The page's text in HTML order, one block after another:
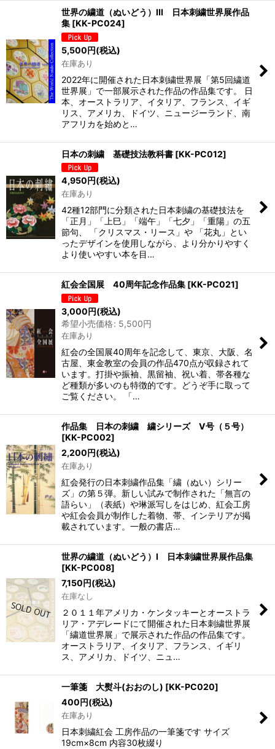
世界の繍道（ぬいどう）III 日本刺繍世界展作品
集 [KK-PC024]
5,500円(税込)
在庫あり
2022年に開催された日本刺繍世界展「第5回繍道
世界展」で一部展示された作品の作品集です。 日
本、オーストラリア、イタリア、フランス、イギ
リス、アメリカ、ドイツ、ニュージーランド、南
アフリカを始めと…
日本の刺繍 基礎技法教科書 [KK-PC012]
4,950円(税込)
在庫あり
42種12部門に分類された日本刺繍の基礎技法を
「正月」「上巳」「端午」「七夕」「重陽」の五
節句、 「クリスマス・リース」や 「花丸」とい
ったデザインを使用しながら、より分かりやすく
より使いやすい本を目…
紅会全国展 40周年記念作品集 [KK-PC021]
3,000円(税込)
希望小売価格: 5,500円
在庫あり
紅会の全国展40周年を記念して、東京、大阪、名
古屋、東金教室の会員の作品470点が収録されて
います。打掛や振袖、黒留袖、祝い着、帯各種な
ど種類が多いのも特徴的です。どうぞ手に取って
ご覧ください。 「…
作品集 日本の刺繍 繍シリーズ V号（５号）
[KK-PC002]
2,200円(税込)
在庫あり
紅会発行の日本刺繍作品集「繍（ぬい）シリー
ズ」の第５弾。新しい試みで制作された「無言の
語らい」（表紙）や琳派写しをはじめ、紅会工房
や紅会会員が制作した着物、帯、インテリアが掲
載されています。一般の書店…
世界の繍道（ぬいどう）I 日本刺繍世界展作品集
[KK-PC008]
7,150円(税込)
在庫なし
２０１１年アメリカ・ケンタッキーとオーストラ
リア・アデレードにて開催された日本刺繍世界展
「繍道世界展」で展示された作品の作品集です。
オーストラリア、イタリア、フランス、イギリ
ス、アメリカ、ドイツ、ニュ…
一筆箋 大熨斗(おおのし) [KK-PC020]
400円(税込)
在庫あり
日本刺繍紅会 工房作品の一筆箋です サイズ
19cm×8cm 内容30枚綴り